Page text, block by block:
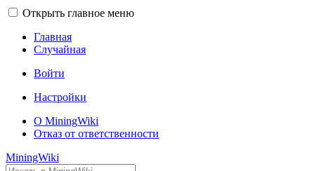
Открыть главное меню
Главная
Случайная
Войти
Настройки
О MiningWiki
Отказ от ответственности
MiningWiki